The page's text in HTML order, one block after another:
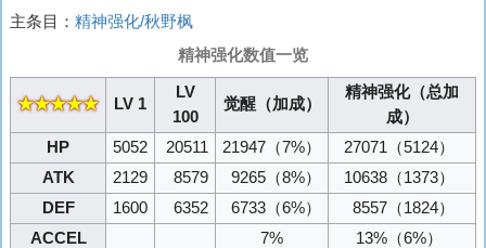
主条目： 精神强化/秋野枫
精神强化数值一览
★★★★★ LV 1
LV
100
觉醒（加成）
精神强化（总加
成）
HP
5052 20511 21947 （7%） 27071 （5124）
ATK
2129 8579 9265 （8%） 10638 （1373）
DEF
1600 6352 6733 （6%） 8557 （1824）
ACCEL
7% 13% （6%）